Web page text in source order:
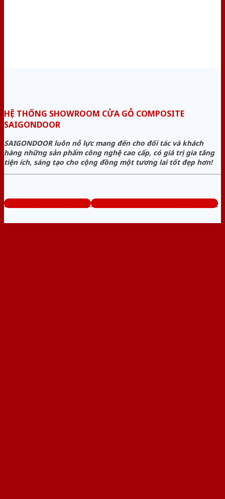
HỆ THỐNG SHOWROOM CỬA GỖ COMPOSITE
SAIGONDOOR
SAIGONDOOR luôn nỗ lực mang đến cho đối tác và khách
hàng những sản phẩm công nghệ cao cấp, có giá trị gia tăng
tiện ích, sáng tạo cho cộng đồng một tương lai tốt đẹp hơn!
www.cuagocomposite.org Tổng đài tư vấn miễn phí: 0824.400.400